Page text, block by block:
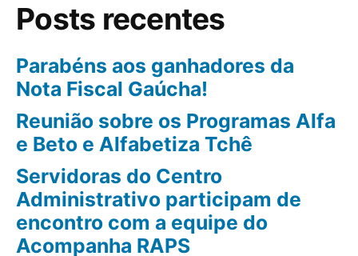
Posts recentes
Parabéns aos ganhadores da
Nota Fiscal Gaúcha!
Reunião sobre os Programas Alfa
e Beto e Alfabetiza Tchê
Servidoras do Centro
Administrativo participam de
encontro com a equipe do
Acompanha RAPS